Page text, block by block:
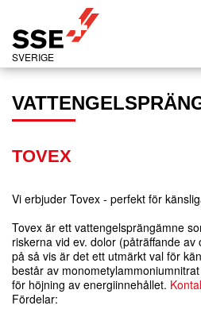
SVERIGE
TOVEX
Vi erbjuder Tovex - perfekt för
Tovex är ett vattengelsprängämne
riskerna vid ev. dolor (påträffande
på så vis är det ett utmärkt val för
består av
för höjning av energiinnehållet.
Fördelar: